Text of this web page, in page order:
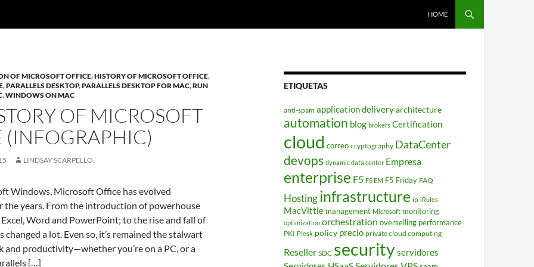
HOME
OF MICROSOFT OFFICE,HISTORY OF MICROSOFT OFFICE,
,PARALLELS DESKTOP,PARALLELS DESKTOP FOR MAC,RUN
,WINDOWS ON MAC
OF MICROSOFT
(INFOGRAPHIC)
LINDSAY SCARPELLO
Windows, Microsoft Office has evolved
the years. From the introduction of powerhouse
Word and PowerPoint; to the rise and fall of
changed a lot. Even so, it’s remained the stalwart
and productivity—whether you’re on a PC, or a
[…]
ETIQUETAS
anti-spam application deliveryarchitecture
automation blog brokers Certification
cloud correo cryptography DataCenter
devops dynamic data center Empresa
enterprise F5 F5 EM F5 Friday FAQ
Hostinginfrastructure ip iRules
MacVittie management Microsoft monitoring
optimization orchestration overselling performance
PKI Plesk policy precio private cloud computing
Reseller SDC securityservidores